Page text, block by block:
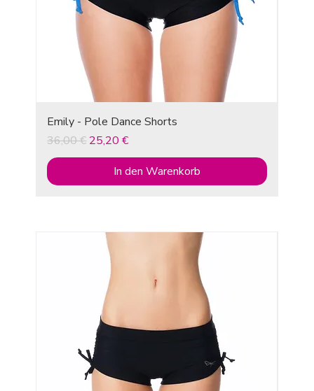
Emily - Pole Dance Shorts
Standardpreis
36,00 € Sale-Preis
25,20 €
In den Warenkorb